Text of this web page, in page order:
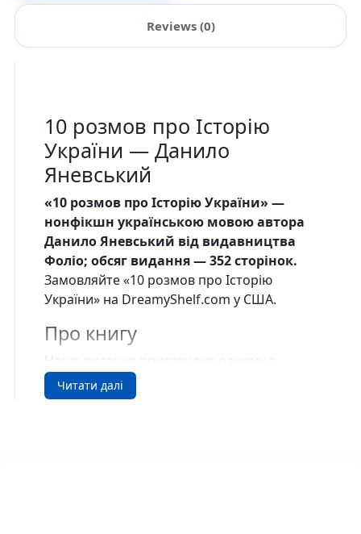
Reviews (0)
10 розмов про Історію
України — Данило
Яневський
«10 розмов про Історію України» —
нонфікшн українською мовою автора
Данило Яневський від видавництва
Фоліо; обсяг видання — 352 сторінок.
Замовляйте «10 розмов про Історію
України» на DreamyShelf.com у США.
Про книгу
Наше видання присвячене одному з
найбільш актуальних питань сучасної
України — висвітленню Історії нашої
Читати далі